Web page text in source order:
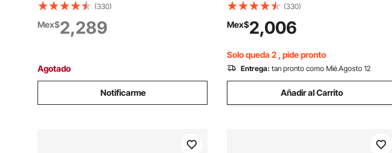
inoxidable, exprimidor manual, prensa
para sidra, manzana, uva, tintura, miel,
aceite de oliva, con mango triangular
(330)
Mex$2,289
Agotado
Notificarme
grande, de acero inoxidable, para
prensar vino, sidra, manzanas y uvas,
con mango de rodillo para cocina y
hogar, color verde
(330)
Mex$2,006
Solo queda 2 , pide pronto
Entrega: tan pronto como Mié.Agosto 12
Añadir al Carrito